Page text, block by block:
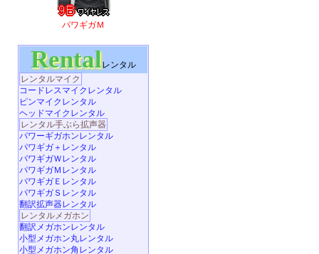
パワギガＭ
Rentalレンタル
レンタルマイク
コードレスマイクレンタル
ピンマイクレンタル
ヘッドマイクレンタル
レンタル手ぶら拡声器
パワーギガホンレンタル
パワギガ＋レンタル
パワギガＷレンタル
パワギガＭレンタル
パワギガＥレンタル
パワギガＳレンタル
翻訳拡声器レンタル
レンタルメガホン
翻訳メガホンレンタル
小型メガホン丸レンタル
小型メガホン角レンタル